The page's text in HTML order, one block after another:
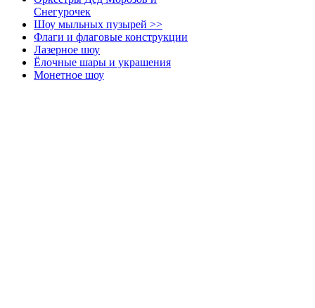
Снегурочек
Шоу мыльных пузырей >>
Флаги и флаговые конструкции
Лазерное шоу
Ёлочные шары и украшения
Монетное шоу